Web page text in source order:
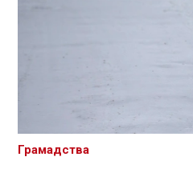
Грамадства